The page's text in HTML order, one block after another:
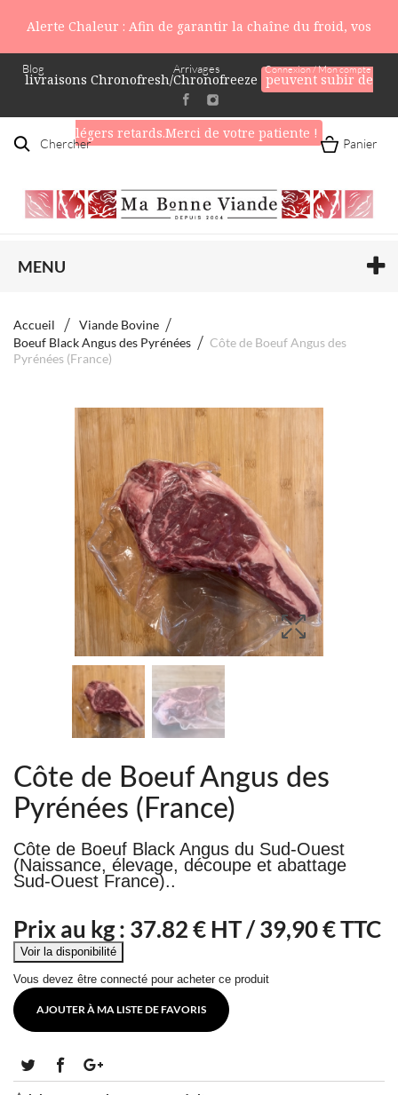
Alerte Chaleur : Afin de garantir la chaîne du froid, vos
livraisons Chronofresh/Chronofreeze peuvent subir de
légers retards.Merci de votre patiente !
Blog Connexion / Mon compte
Arrivages
Chercher Panier
MENU
Accueil
Viande Bovine
Boeuf Black Angus des Pyrénées
Côte de Boeuf Angus des
Pyrénées (France)
Côte de Boeuf Angus des
Pyrénées (France)
Côte de Boeuf Black Angus du Sud-Ouest
(Naissance, élevage, découpe et abattage
Sud-Ouest France)..
Prix au kg : 37.82€ HT /39,90 € TTC
Vous devez être connecté pour acheter ce produit
AJOUTER À MA LISTE DE FAVORIS